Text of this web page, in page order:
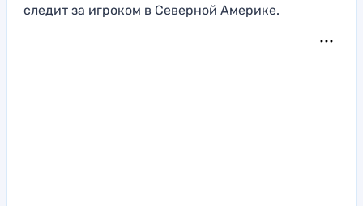
следит за игроком в Северной Америке.